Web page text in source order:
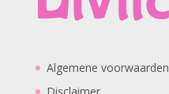
Algemene voorwaarden